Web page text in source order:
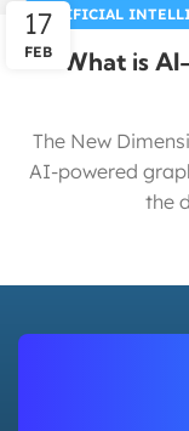
17
FEB
ARTIFICIAL
What is
The New
AI-powered
the